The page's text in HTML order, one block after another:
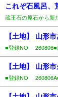
これぞ石風呂、